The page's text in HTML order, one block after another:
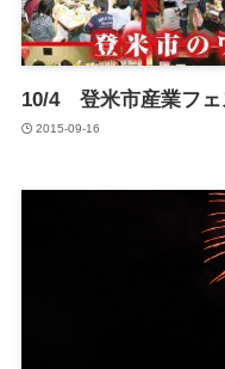
10/4 登米市産業フェ
2015-09-16